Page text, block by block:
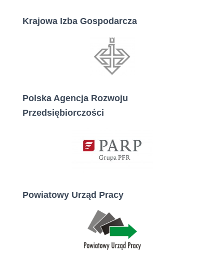
Krajowa Izba Gospodarcza
Polska Agencja Rozwoju
Przedsiębiorczości
Powiatowy Urząd Pracy